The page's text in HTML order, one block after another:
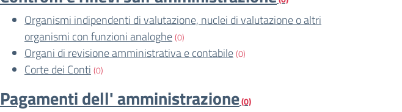
Organismi indipendenti di valutazione, nuclei di valutazione o altri
organismi con funzioni analoghe(0)
Organi di revisione amministrativa e contabile(0)
Corte dei Conti (0)
Pagamenti dell' amministrazione(0)